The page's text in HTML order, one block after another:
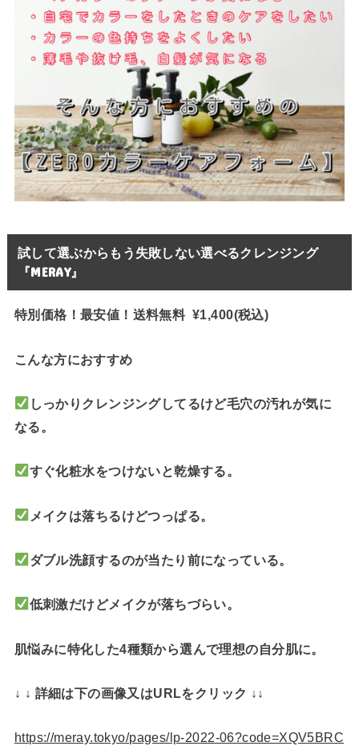
試して選ぶからもう失敗しない選べるクレンジング
『MERAY』
特別価格！最安値！送料無料 ¥1,400(税込)
こんな方におすすめ
しっかりクレンジングしてるけど毛穴の汚れが気に
なる。
すぐ化粧水をつけないと乾燥する。
メイクは落ちるけどつっぱる。
ダブル洗顔するのが当たり前になっている。
低刺激だけどメイクが落ちづらい。
肌悩みに特化した4種類から選んで理想の自分肌に。
↓ ↓ 詳細は下の画像又はURLをクリック ↓↓
https://meray.tokyo/pages/lp-2022-06?code=XQV5BRC